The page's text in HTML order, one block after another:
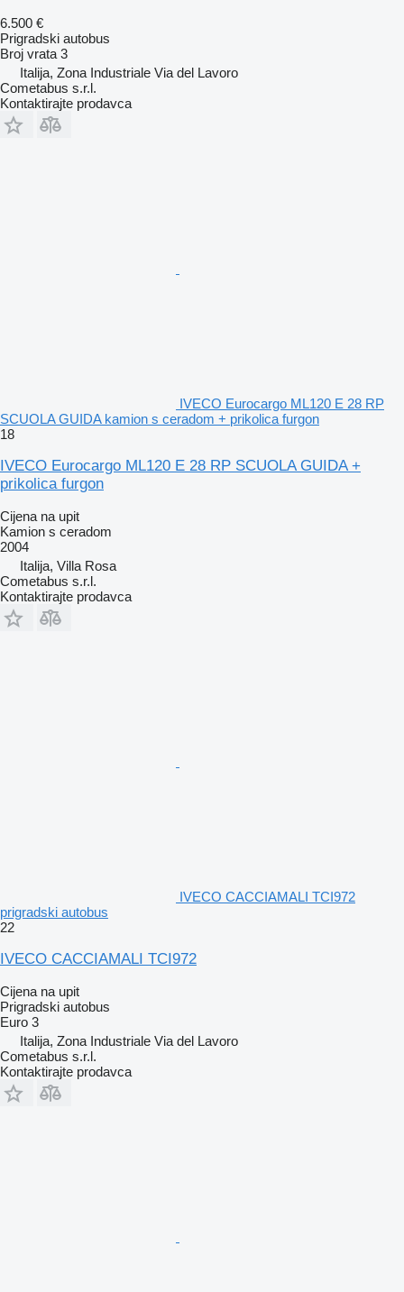
6.500 €
Prigradski autobus
Broj vrata 3
Italija, Zona Industriale Via del Lavoro
Cometabus s.r.l.
Kontaktirajte prodavca
IVECO Eurocargo ML120 E 28 RP
SCUOLA GUIDA kamion s ceradom + prikolica furgon
18
IVECO Eurocargo ML120 E 28 RP SCUOLA GUIDA +
prikolica furgon
Cijena na upit
Kamion s ceradom
2004
Italija, Villa Rosa
Cometabus s.r.l.
Kontaktirajte prodavca
IVECO CACCIAMALI TCI972
prigradski autobus
22
IVECO CACCIAMALI TCI972
Cijena na upit
Prigradski autobus
Euro 3
Italija, Zona Industriale Via del Lavoro
Cometabus s.r.l.
Kontaktirajte prodavca